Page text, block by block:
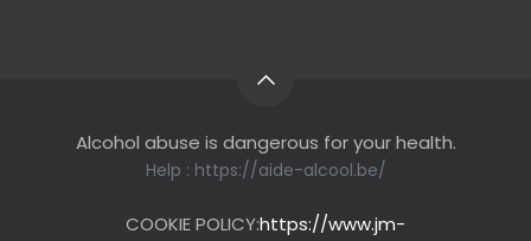
Alcohol abuse is dangerous for your health.
Help : https://aide-alcool.be/
COOKIE POLICY:https://www.jm-